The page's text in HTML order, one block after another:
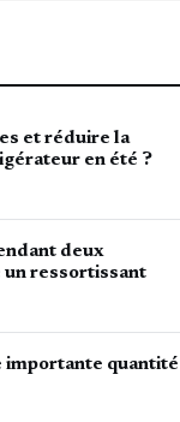
et réduire la
en été ?
deux
un ressortissant
importante quantité